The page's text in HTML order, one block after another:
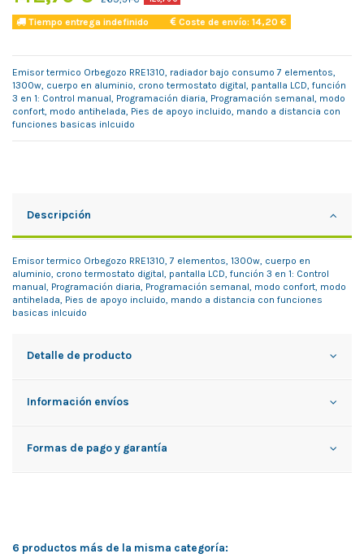
Tiempo entrega indefinido Coste de envío: 14,20 €
Emisor termico Orbegozo RRE1310, radiador bajo consumo 7 elementos,
1300w, cuerpo en aluminio, crono termostato digital, pantalla LCD, función
3 en 1: Control manual, Programación diaria, Programación semanal, modo
confort, modo antihelada, Pies de apoyo incluido, mando a distancia con
funciones basicas inlcuido
Descripción
Emisor termico Orbegozo RRE1310, 7 elementos, 1300w, cuerpo en
aluminio, crono termostato digital, pantalla LCD, función 3 en 1: Control
manual, Programación diaria, Programación semanal, modo confort, modo
antihelada, Pies de apoyo incluido, mando a distancia con funciones
basicas inlcuido
Detalle de producto
Información envíos
Formas de pago y garantía
6 productos más de la misma categoría: